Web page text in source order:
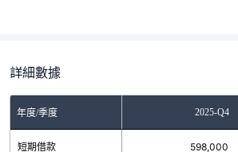
詳細數據
年度/季度 2025-Q4
短期借款 598,000